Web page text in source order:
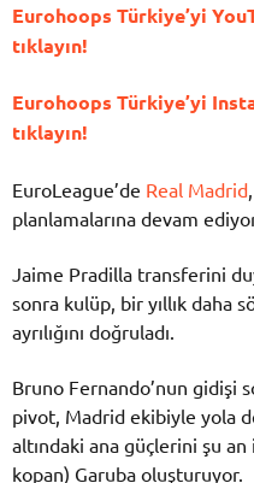
Eurohoops Türkiye’yi
tıklayın!
Eurohoops Türkiye’yi
tıklayın!
EuroLeague’de Real Madrid
planlamalarına devam
Jaime Pradilla transferini
sonra kulüp, bir yıllık daha
ayrılığını doğruladı.
Bruno Fernando’nun gidişi
pivot, Madrid ekibiyle yola
altındaki ana güçlerini şu
kopan) Garuba oluşturuyor.